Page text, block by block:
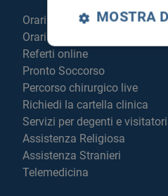
Orari sportelli
Orari visite
Referti online
Pronto Soccorso
Percorso chirurgico live
Richiedi la cartella clinica
Servizi per degenti e visitatori
Assistenza Religiosa
Assistenza Stranieri
Telemedicina
MOSTRA